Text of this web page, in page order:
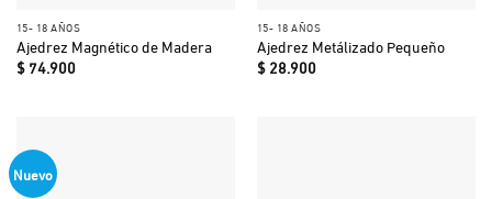
15- 18 AÑOS
Ajedrez Magnético de Madera
$74.900
15- 18 AÑOS
Ajedrez Metálizado Pequeño
$28.900
Nuevo